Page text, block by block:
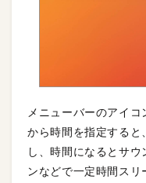
メニューバーのアイ
から時間を指定すると
し、時間になるとサ
ンなどで一定時間ス